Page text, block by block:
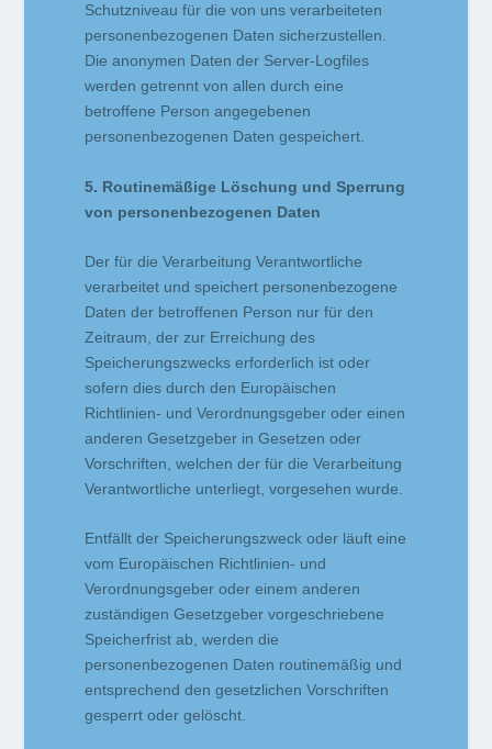
Schutzniveau für die von uns verarbeiteten
personenbezogenen Daten sicherzustellen.
Die anonymen Daten der Server-Logfiles
werden getrennt von allen durch eine
betroffene Person angegebenen
personenbezogenen Daten gespeichert.
5. Routinemäßige Löschung und Sperrung
von personenbezogenen Daten
Der für die Verarbeitung Verantwortliche
verarbeitet und speichert personenbezogene
Daten der betroffenen Person nur für den
Zeitraum, der zur Erreichung des
Speicherungszwecks erforderlich ist oder
sofern dies durch den Europäischen
Richtlinien- und Verordnungsgeber oder einen
anderen Gesetzgeber in Gesetzen oder
Vorschriften, welchen der für die Verarbeitung
Verantwortliche unterliegt, vorgesehen wurde.
Entfällt der Speicherungszweck oder läuft eine
vom Europäischen Richtlinien- und
Verordnungsgeber oder einem anderen
zuständigen Gesetzgeber vorgeschriebene
Speicherfrist ab, werden die
personenbezogenen Daten routinemäßig und
entsprechend den gesetzlichen Vorschriften
gesperrt oder gelöscht.